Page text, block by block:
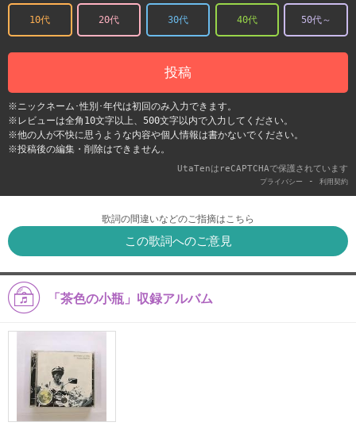
10代 20代 30代 40代 50代～
投稿
※ニックネーム･性別･年代は初回のみ入力できます。
※レビューは全角10文字以上、500文字以内で入力してください。
※他の人が不快に思うような内容や個人情報は書かないでください。
※投稿後の編集・削除はできません。
UtaTenはreCAPTCHAで保護されています
プライバシー - 利用契約
歌詞の間違いなどのご指摘はこちら
この歌詞へのご意見
「茶色の小瓶」収録アルバム